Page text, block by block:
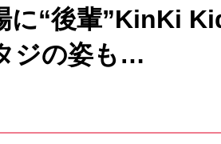
に“後輩”KinKi
ジの姿も…